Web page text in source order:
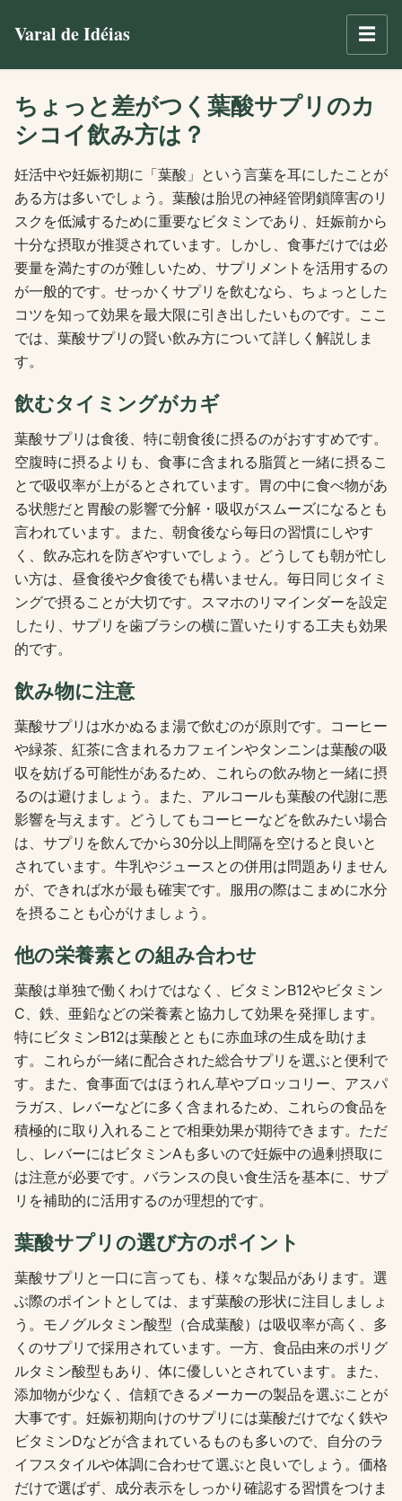
Varal de Idéias ☰
ちょっと差がつく葉酸サプリのカ
シコイ飲み方は？
妊活中や妊娠初期に「葉酸」という言葉を耳にしたことが
ある方は多いでしょう。葉酸は胎児の神経管閉鎖障害のリ
スクを低減するために重要なビタミンであり、妊娠前から
十分な摂取が推奨されています。しかし、食事だけでは必
要量を満たすのが難しいため、サプリメントを活用するの
が一般的です。せっかくサプリを飲むなら、ちょっとした
コツを知って効果を最大限に引き出したいものです。ここ
では、葉酸サプリの賢い飲み方について詳しく解説しま
す。
飲むタイミングがカギ
葉酸サプリは食後、特に朝食後に摂るのがおすすめです。
空腹時に摂るよりも、食事に含まれる脂質と一緒に摂るこ
とで吸収率が上がるとされています。胃の中に食べ物があ
る状態だと胃酸の影響で分解・吸収がスムーズになるとも
言われています。また、朝食後なら毎日の習慣にしやす
く、飲み忘れを防ぎやすいでしょう。どうしても朝が忙し
い方は、昼食後や夕食後でも構いません。毎日同じタイミ
ングで摂ることが大切です。スマホのリマインダーを設定
したり、サプリを歯ブラシの横に置いたりする工夫も効果
的です。
飲み物に注意
葉酸サプリは水かぬるま湯で飲むのが原則です。コーヒー
や緑茶、紅茶に含まれるカフェインやタンニンは葉酸の吸
収を妨げる可能性があるため、これらの飲み物と一緒に摂
るのは避けましょう。また、アルコールも葉酸の代謝に悪
影響を与えます。どうしてもコーヒーなどを飲みたい場合
は、サプリを飲んでから30分以上間隔を空けると良いと
されています。牛乳やジュースとの併用は問題ありません
が、できれば水が最も確実です。服用の際はこまめに水分
を摂ることも心がけましょう。
他の栄養素との組み合わせ
葉酸は単独で働くわけではなく、ビタミンB12やビタミン
C、鉄、亜鉛などの栄養素と協力して効果を発揮します。
特にビタミンB12は葉酸とともに赤血球の生成を助けま
す。これらが一緒に配合された総合サプリを選ぶと便利で
す。また、食事面ではほうれん草やブロッコリー、アスパ
ラガス、レバーなどに多く含まれるため、これらの食品を
積極的に取り入れることで相乗効果が期待できます。ただ
し、レバーにはビタミンAも多いので妊娠中の過剰摂取に
は注意が必要です。バランスの良い食生活を基本に、サプ
リを補助的に活用するのが理想的です。
葉酸サプリの選び方のポイント
葉酸サプリと一口に言っても、様々な製品があります。選
ぶ際のポイントとしては、まず葉酸の形状に注目しましょ
う。モノグルタミン酸型（合成葉酸）は吸収率が高く、多
くのサプリで採用されています。一方、食品由来のポリグ
ルタミン酸型もあり、体に優しいとされています。また、
添加物が少なく、信頼できるメーカーの製品を選ぶことが
大事です。妊娠初期向けのサプリには葉酸だけでなく鉄や
ビタミンDなどが含まれているものも多いので、自分のラ
イフスタイルや体調に合わせて選ぶと良いでしょう。価格
だけで選ばず、成分表示をしっかり確認する習慣をつけま